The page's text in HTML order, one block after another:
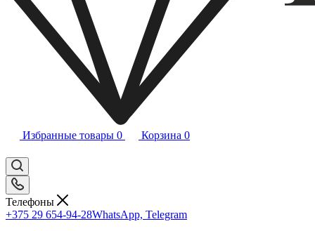
Избранные товары 0 Корзина 0
Телефоны
+375 29 654-94-28WhatsApp, Telegram